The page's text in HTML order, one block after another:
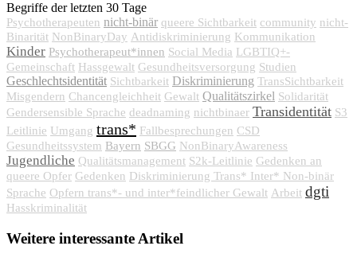
Begriffe der letzten 30 Tage
Psychotherapeuten nicht-binär queere Sichtbarkeit community nicht-
Binarität NonBinaryDay Antidiskriminierung Kommunikation
Kinder Psychotherapeut*innen Social Media LGBTIQ+-
Gemeinschaft Hassgewalt Gesundheitsversorgung Studien
Geschlechtsidentität Sichtbarkeit Diskriminierung TransSichtbarkeit
Misgendern Chancengleichheit Gewalt Qualitätszirkel Solidarität
Gendersensible Sprache deadnaming nichtbinaer Transidentität S3
Leitlinie Umgang trans* Fallbesprechungen CSD
Gesundheitssystem Bayern SBGG NonBinaryAwareness
Jugendliche Qualitätsmanagement S2k-Leitlinie Gedenken an
queere Opfer Gedenken Diskriminierung Trans* Inter* Non-binär
Sprache Opfern trans*- und inter*feindlicher Gewalt Arbeit dgti
Hasskriminalität
Weitere interessante Artikel